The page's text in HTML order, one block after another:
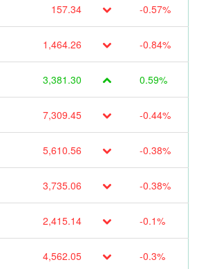
157.34 -0.57%
1,464.26 -0.84%
3,381.30 0.59%
7,309.45 -0.44%
5,610.56 -0.38%
3,735.06 -0.38%
2,415.14 -0.1%
4,562.05 -0.3%